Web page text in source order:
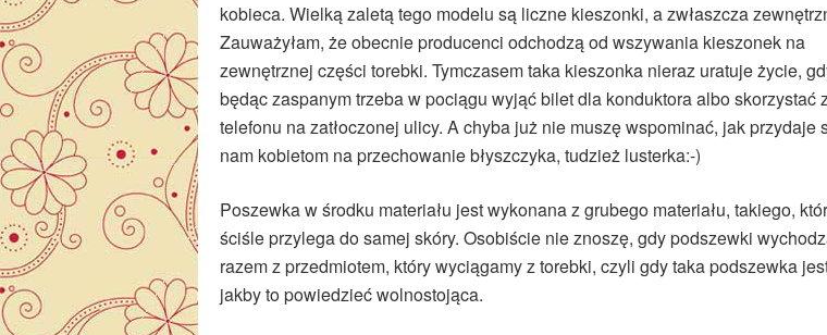
kobieca. Wielką zaletą tego modelu są liczne kieszonki, a zwłaszcza
Zauważyłam, że obecnie producenci odchodzą od wszywania kieszonek na
zewnętrznej części torebki. Tymczasem taka kieszonka nieraz uratuje życie,
będąc zaspanym trzeba w pociągu wyjąć bilet dla konduktora albo skorzystać
telefonu na zatłoczonej ulicy. A chyba już nie muszę wspominać, jak przydaje
nam kobietom na przechowanie błyszczyka, tudzież lusterka:-)
Poszewka w środku materiału jest wykonana z grubego materiału, takiego,
ściśle przylega do samej skóry. Osobiście nie znoszę, gdy podszewki
razem z przedmiotem, który wyciągamy z torebki, czyli gdy taka podszewka
jakby to powiedzieć wolnostojąca.